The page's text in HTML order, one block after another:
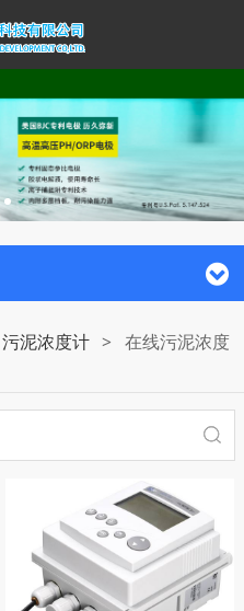
污泥浓度计 >
在线污泥浓度